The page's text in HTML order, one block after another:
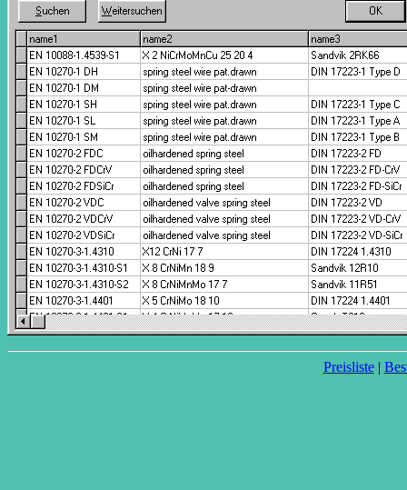
Preisliste|